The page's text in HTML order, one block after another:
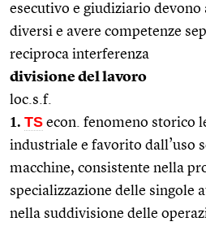
esecutivo e giudiziario devono
diversi e avere competenze
reciproca interferenza
divisione del lavoro
loc.s.f.
1. TS econ. fenomeno storico
industriale e favorito dall’uso
macchine, consistente nella
specializzazione delle singole
nella suddivisione delle